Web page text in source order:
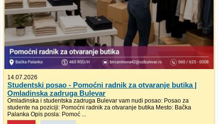
14.07.2026
Studentski posao - Pomoćni radnik za otvaranje butika |
Omladinska zadruga Bulevar
Omladinska i studentska zadruga Bulevar vam nudi posao: Posao za
studente na poziciji: Pomoćni radnik za otvaranje butika Mesto: Bačka
Palanka Opis posla: Pomoć ...